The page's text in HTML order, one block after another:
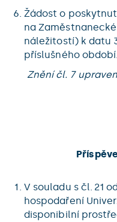
Žádost o
na
náležitostí) k datu
příslušného období.
Znění čl. 7
V souladu s čl. 21
hospodaření
disponibilní